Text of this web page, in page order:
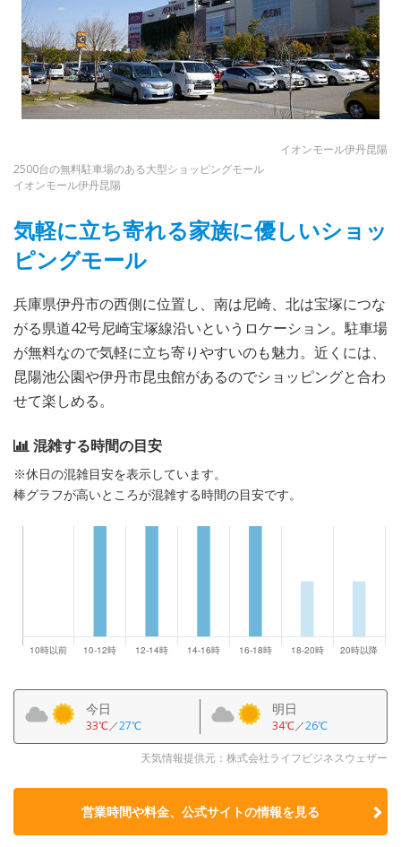
イオンモール伊丹昆陽
2500台の無料駐車場のある大型ショッピングモール
イオンモール伊丹昆陽
気軽に立ち寄れる家族に優しいショッ
ピングモール
兵庫県伊丹市の西側に位置し、南は尼崎、北は宝塚につな
がる県道42号尼崎宝塚線沿いというロケーション。駐車場
が無料なので気軽に立ち寄りやすいのも魅力。近くには、
昆陽池公園や伊丹市昆虫館があるのでショッピングと合わ
せて楽しめる。
混雑する時間の目安
※休日の混雑目安を表示しています。
棒グラフが高いところが混雑する時間の目安です。
今日
33℃／27℃
明日
34℃／26℃
天気情報提供元：株式会社ライフビジネスウェザー
営業時間や料金、公式サイトの情報を見る